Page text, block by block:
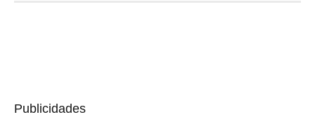
Publicidades